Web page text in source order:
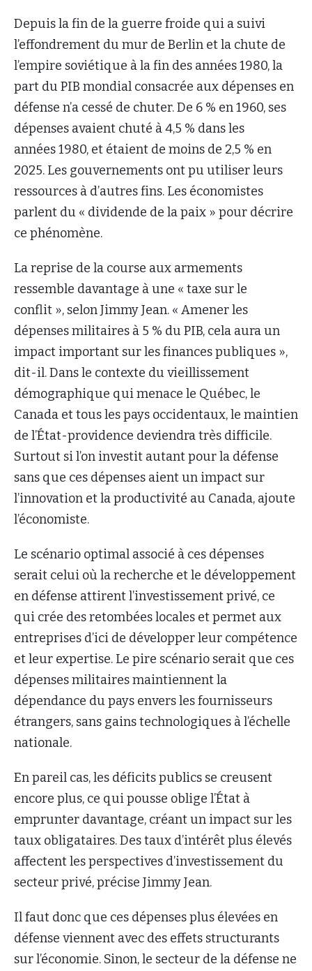
Depuis la fin de la guerre froide qui a suivi
l’effondrement du mur de Berlin et la chute de
l’empire soviétique à la fin des années 1980, la
part du PIB mondial consacrée aux dépenses en
défense n’a cessé de chuter. De 6 % en 1960, ses
dépenses avaient chuté à 4,5 % dans les
années 1980, et étaient de moins de 2,5 % en
2025. Les gouvernements ont pu utiliser leurs
ressources à d’autres fins. Les économistes
parlent du « dividende de la paix » pour décrire
ce phénomène.
La reprise de la course aux armements
ressemble davantage à une « taxe sur le
conflit », selon Jimmy Jean. « Amener les
dépenses militaires à 5 % du PIB, cela aura un
impact important sur les finances publiques »,
dit-il. Dans le contexte du vieillissement
démographique qui menace le Québec, le
Canada et tous les pays occidentaux, le maintien
de l’État-providence deviendra très difficile.
Surtout si l’on investit autant pour la défense
sans que ces dépenses aient un impact sur
l’innovation et la productivité au Canada, ajoute
l’économiste.
Le scénario optimal associé à ces dépenses
serait celui où la recherche et le développement
en défense attirent l’investissement privé, ce
qui crée des retombées locales et permet aux
entreprises d’ici de développer leur compétence
et leur expertise. Le pire scénario serait que ces
dépenses militaires maintiennent la
dépendance du pays envers les fournisseurs
étrangers, sans gains technologiques à l’échelle
nationale.
En pareil cas, les déficits publics se creusent
encore plus, ce qui pousse oblige l’État à
emprunter davantage, créant un impact sur les
taux obligataires. Des taux d’intérêt plus élevés
affectent les perspectives d’investissement du
secteur privé, précise Jimmy Jean.
Il faut donc que ces dépenses plus élevées en
défense viennent avec des effets structurants
sur l’économie. Sinon, le secteur de la défense ne